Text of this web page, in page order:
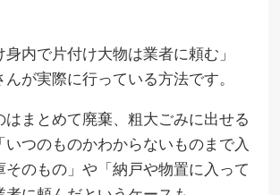
内で片付け大物は業者に頼む」
が実際に行っている方法です。
はまとめて廃棄、粗大ごみに出せる
いつのものかわからないものまで入
そのもの」や「納戸や物置に入って